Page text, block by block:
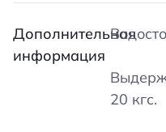
Дополнительная
информация
20 кгс.